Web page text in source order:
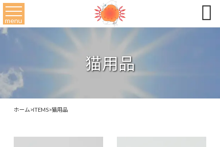
menu 
猫用品
ホーム>ITEMS>猫用品